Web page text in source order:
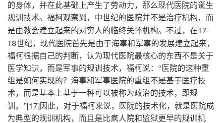
的身体，并在此基础上产生了劳动力，那么现代医院的诞生
规训技术。福柯观察到，中世纪的医院并不是治疗机构，而
是由教会建立起来的对穷人的临终关怀机构。不过，在17-
18世纪，现代医院首先是由于海事和军事的发展建立起来，
福柯根据自己的判断，认为现代医院最核心的东西不是关于
医学知识，而是军事的规训技术，福柯说：“医院的这种重
组是如何实现的？海事和军事医院的重组不是基于医疗技
术，而是基本上基于一种可以被称为政治的技术，即规
训。”[17]因此，对于福柯来说，医院的技术化，就是医院成
为典型的规训机构，而且是比疯人院和监狱更早的规训机